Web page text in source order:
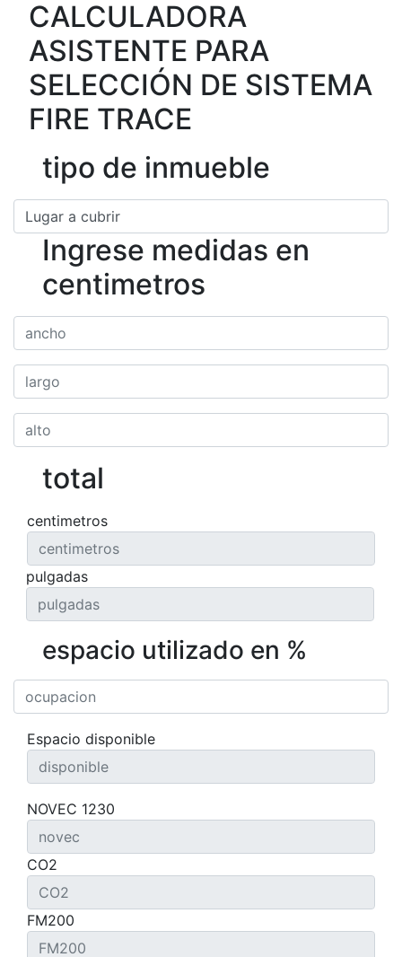
CALCULADORA
ASISTENTE PARA
SELECCIÓN DE SISTEMA
FIRE TRACE
tipo de inmueble
Ingrese medidas en
centimetros
total
centimetros
pulgadas
espacio utilizado en %
Espacio disponible
NOVEC 1230
CO2
FM200